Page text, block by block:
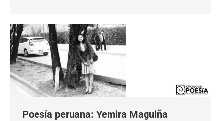
Poesía peruana: Yemira Maguiña